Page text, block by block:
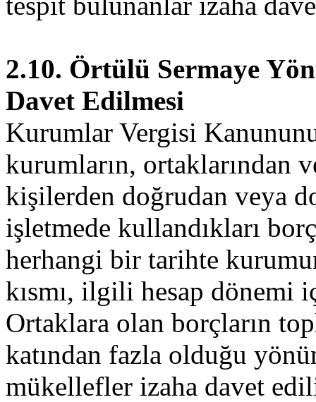
2.10. Örtülü Sermaye
Davet Edilmesi
Kurumlar Vergisi
kurumların, ortaklarından
kişilerden doğrudan veya
işletmede kullandıkları
herhangi bir tarihte
kısmı, ilgili hesap dönemi
Ortaklara olan borçların
katından fazla olduğu
mükellefler izaha davet